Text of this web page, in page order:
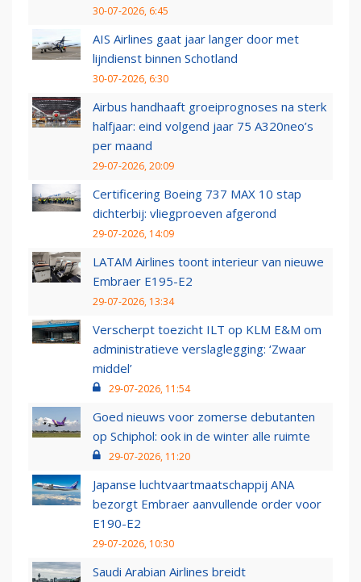
30-07-2026, 6:45
AIS Airlines gaat jaar langer door met
lijndienst binnen Schotland
30-07-2026, 6:30
Airbus handhaaft groeiprognoses na sterk
halfjaar: eind volgend jaar 75 A320neo’s
per maand
29-07-2026, 20:09
Certificering Boeing 737 MAX 10 stap
dichterbij: vliegproeven afgerond
29-07-2026, 14:09
LATAM Airlines toont interieur van nieuwe
Embraer E195-E2
29-07-2026, 13:34
Verscherpt toezicht ILT op KLM E&M om
administratieve verslaglegging: ‘Zwaar
middel’
29-07-2026, 11:54
Goed nieuws voor zomerse debutanten
op Schiphol: ook in de winter alle ruimte
29-07-2026, 11:20
Japanse luchtvaartmaatschappij ANA
bezorgt Embraer aanvullende order voor
E190-E2
29-07-2026, 10:30
Saudi Arabian Airlines breidt